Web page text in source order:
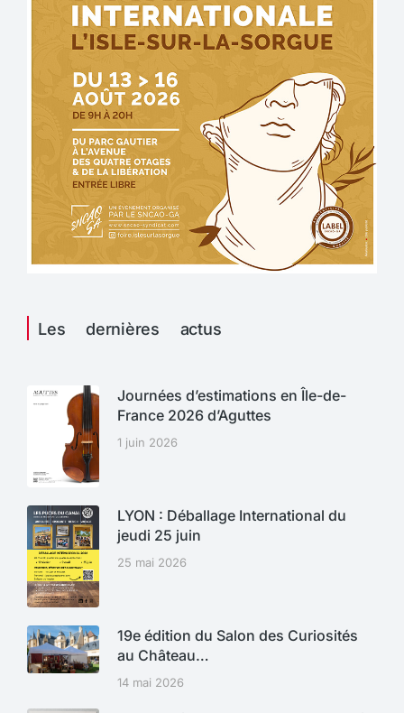
Les dernières actus
Journées d’estimations en Île-de-
France 2026 d’Aguttes
1 juin 2026
LYON : Déballage International du
jeudi 25 juin
25 mai 2026
19e édition du Salon des Curiosités
au Château…
14 mai 2026